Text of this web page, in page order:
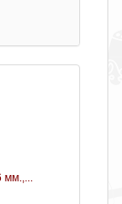
мм.,...